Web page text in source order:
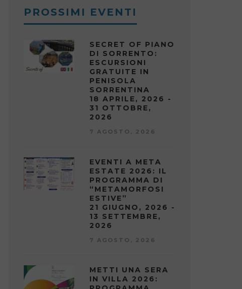
PROSSIMI EVENTI
SECRET OF PIANO
DI SORRENTO:
ESCURSIONI
GRATUITE IN
PENISOLA
SORRENTINA
18 APRILE, 2026 -
31 OTTOBRE,
2026
7 AGOSTO, 2026
EVENTI A META
ESTATE 2026: IL
PROGRAMMA DI
“METAMORFOSI
ESTIVE”
21 GIUGNO, 2026 -
13 SETTEMBRE,
2026
7 AGOSTO, 2026
METTI UNA SERA
IN VILLA 2026: